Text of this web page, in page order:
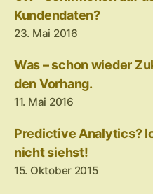
Kundendaten?
23. Mai 2016
Was – schon wieder
den Vorhang.
11. Mai 2016
Predictive Analytics?
nicht siehst!
15. Oktober 2015